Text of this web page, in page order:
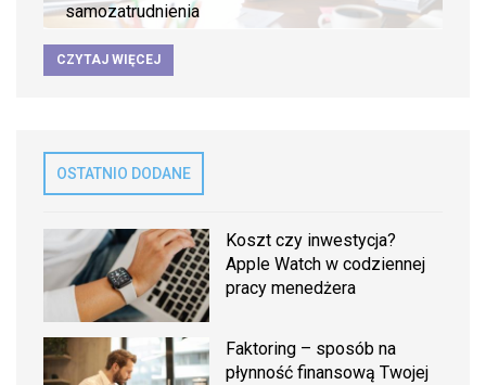
samozatrudnienia
CZYTAJ WIĘCEJ
OSTATNIO DODANE
Koszt czy inwestycja?
Apple Watch w codziennej
pracy menedżera
Faktoring – sposób na
płynność finansową Twojej